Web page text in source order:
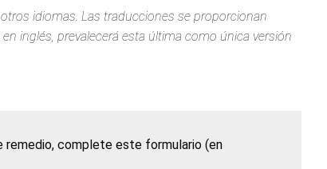
idiomas. Las traducciones se proporcionan
inglés, prevalecerá esta última como única versión
remedio, complete este formulario (en